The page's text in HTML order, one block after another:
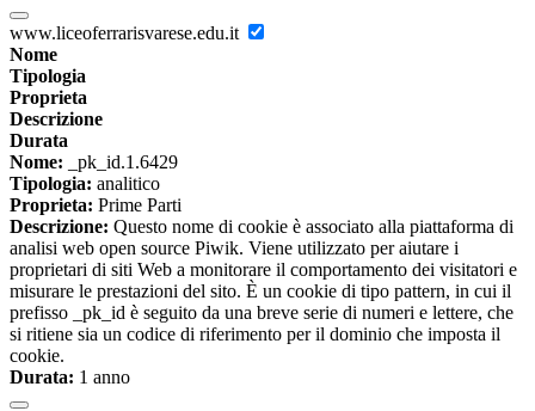
www.liceoferrarisvarese.edu.it
Nome
Tipologia
Proprieta
Descrizione
Durata
Nome: _pk_id.1.6429
Tipologia: analitico
Proprieta: Prime Parti
Descrizione: Questo nome di cookie è associato alla piattaforma di
analisi web open source Piwik. Viene utilizzato per aiutare i
proprietari di siti Web a monitorare il comportamento dei visitatori e
misurare le prestazioni del sito. È un cookie di tipo pattern, in cui il
prefisso _pk_id è seguito da una breve serie di numeri e lettere, che
si ritiene sia un codice di riferimento per il dominio che imposta il
cookie.
Durata: 1 anno